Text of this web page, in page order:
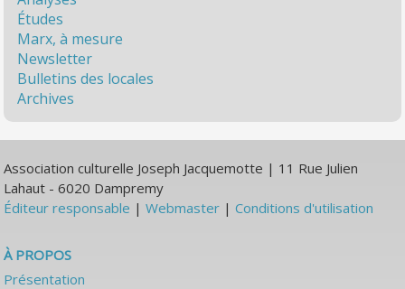
Études
Marx, à mesure
Newsletter
Bulletins des locales
Archives
Association culturelle Joseph Jacquemotte | 11 Rue Julien
Lahaut - 6020 Dampremy
Éditeur responsable |Webmaster |Conditions d'utilisation
À PROPOS
Présentation